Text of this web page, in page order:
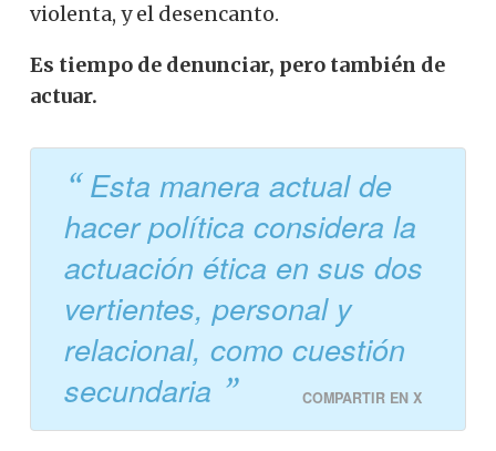
violenta, y el desencanto.
Es tiempo de denunciar, pero también de
actuar.
Esta manera actual de
hacer política considera la
actuación ética en sus dos
vertientes, personal y
relacional, como cuestión
secundaria
COMPARTIR EN X